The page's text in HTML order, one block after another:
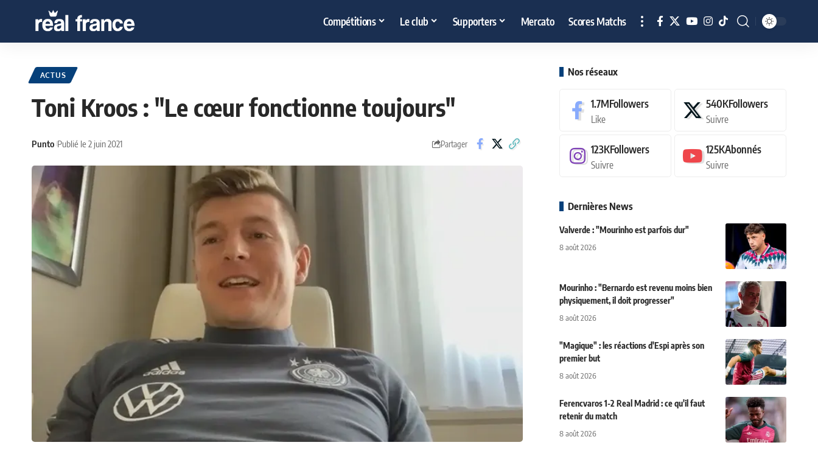
Compétitions Le club Supporters Mercato Scores Matchs
ACTUS
Toni Kroos : "Le cœur fonctionne toujours"
Punto Publié le 2 juin 2021 Partager
Nos réseaux
1.7MFollowers
Like
540KFollowers
Suivre
123KFollowers
Suivre
125KAbonnés
Suivre
Dernières News
Valverde : "Mourinho est parfois dur"
8 août 2026
Mourinho : "Bernardo est revenu moins bien
physiquement, il doit progresser"
8 août 2026
"Magique" : les réactions d'Espi après son
premier but
8 août 2026
Ferencvaros 1-2 Real Madrid : ce qu'il faut
retenir du match
8 août 2026